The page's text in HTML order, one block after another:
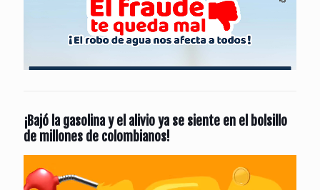
¡Bajó la gasolina y el alivio ya se siente en el bolsillo
de millones de colombianos!
de